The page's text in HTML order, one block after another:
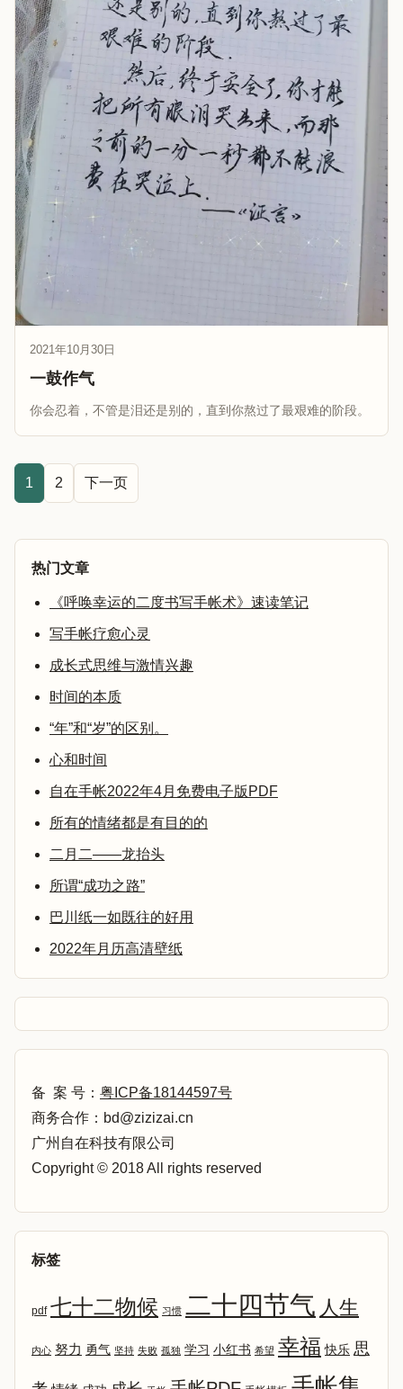
2021年10月30日
一鼓作气
你会忍着，不管是泪还是别的，直到你熬过了最艰难的阶段。
1 2 下一页
热门文章
《呼唤幸运的二度书写手帐术》速读笔记
写手帐疗愈心灵
成长式思维与激情兴趣
时间的本质
“年”和“岁”的区别。
心和时间
自在手帐2022年4月免费电子版PDF
所有的情绪都是有目的的
二月二——龙抬头
所谓“成功之路”
巴川纸一如既往的好用
2022年月历高清壁纸
备 案 号： 粤ICP备18144597号
商务合作：bd@zizizai.cn
广州自在科技有限公司
Copyright © 2018 All rights reserved
标签
pdf 七十二物候 习惯 二十四节气 人生
内心 努力 勇气 坚持 失败 孤独 学习 小红书 希望 幸福 快乐 思